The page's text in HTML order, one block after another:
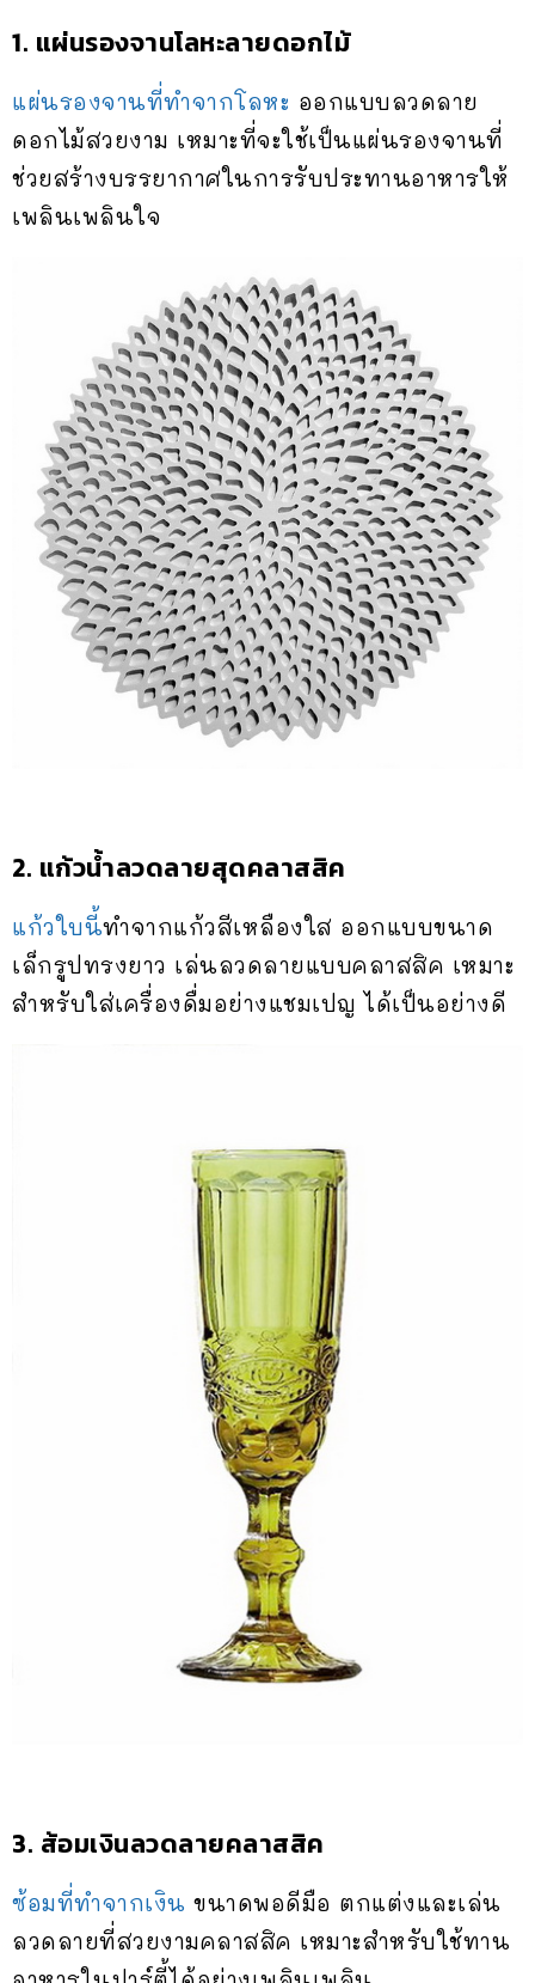
1. แผ่นรองจานโลหะลายดอกไม้
แผ่นรองจานที่ทำจากโลหะ ออกแบบลวดลาย
ดอกไม้สวยงาม เหมาะที่จะใช้เป็นแผ่นรองจานที่
ช่วยสร้างบรรยากาศในการรับประทานอาหารให้
เพลินเพลินใจ
2. แก้วน้ำลวดลายสุดคลาสสิค
แก้วใบนี้ทำจากแก้วสีเหลืองใส ออกแบบขนาด
เล็กรูปทรงยาว เล่นลวดลายแบบคลาสสิค เหมาะ
สำหรับใส่เครื่องดื่มอย่างแชมเปญ ได้เป็นอย่างดี
3. ส้อมเงินลวดลายคลาสสิค
ซ้อมที่ทำจากเงิน ขนาดพอดีมือ ตกแต่งและเล่น
ลวดลายที่สวยงามคลาสสิค เหมาะสำหรับใช้ทาน